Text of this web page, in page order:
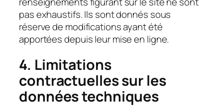
pas exhaustifs. Ils sont donnés sous
réserve de modifications ayant été
apportées depuis leur mise en ligne.
4. Limitations
contractuelles sur les
données techniques